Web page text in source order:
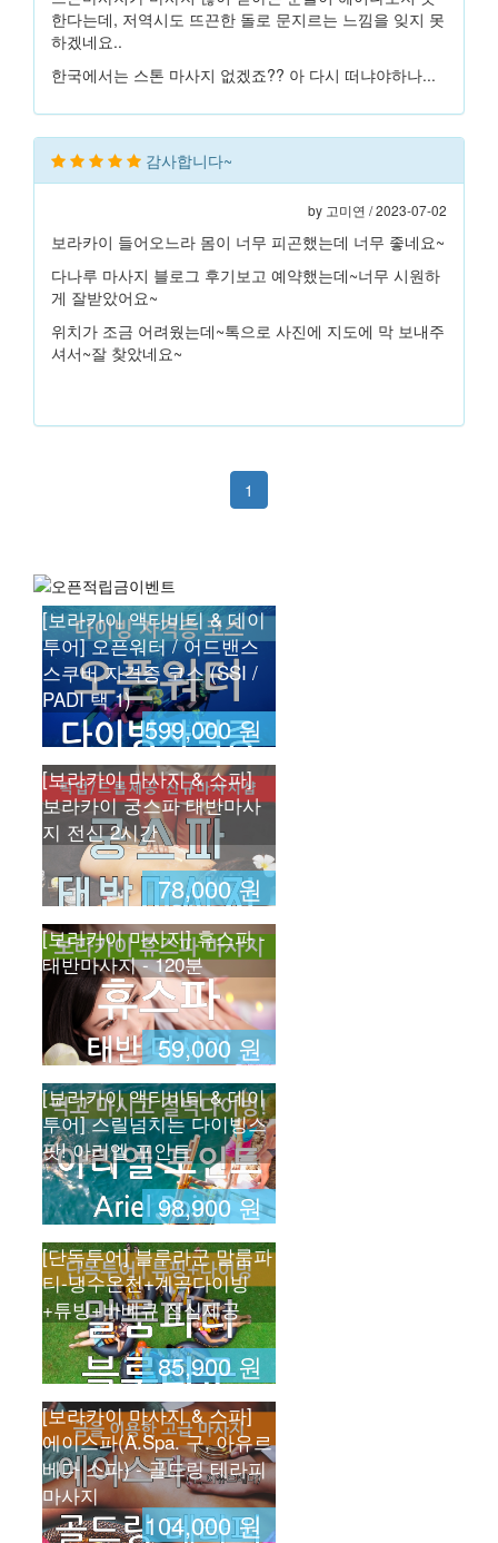
한다는데, 저역시도 뜨끈한 돌로 문지르는 느낌을 잊지 못
하겠네요..
한국에서는 스톤 마사지 없겠죠?? 아 다시 떠냐야하나...
감사합니다~
by 고미연 / 2023-07-02
보라카이 들어오느라 몸이 너무 피곤했는데 너무 좋네요~
다나루 마사지 블로그 후기보고 예약했는데~너무 시원하
게 잘받았어요~
위치가 조금 어려웠는데~톡으로 사진에 지도에 막 보내주
셔서~잘 찾았네요~
1
599,000 원
[보라카이 액티비티 & 데이
투어] 오픈워터 / 어드밴스
스쿠버 자격증 코스 (SSI /
PADI 택 1)
78,000 원
[보라카이 마사지 & 스파]
보라카이 궁스파 태반마사
지 전신 2시간
59,000 원
[보라카이 마사지] 휴스파 -
태반마사지 - 120분
98,900 원
[보라카이 액티비티 & 데이
투어] 스릴넘치는 다이빙스
팟! 아리엘 포인트
85,900 원
[단독투어] 블루라군 말룸파
티-냉수온천+계곡다이빙
+튜빙+바베큐 점심제공
104,000 원
[보라카이 마사지 & 스파]
에이스파(A.Spa. 구, 아유르
베다 스파) - 골드링 테라피
마사지